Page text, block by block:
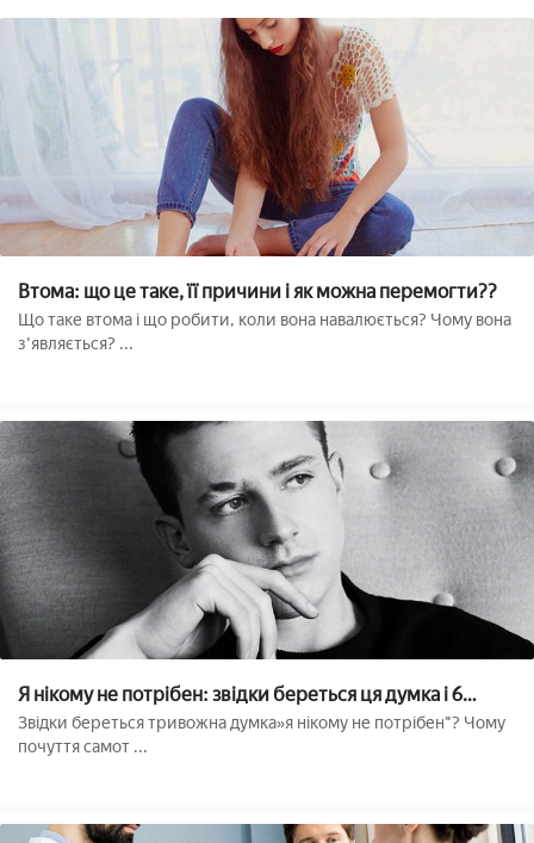
Втома: що це таке, її причини і як можна перемогти??
Що таке втома і що робити, коли вона навалюється? Чому вона
з'являється? ...
Я нікому не потрібен: звідки береться ця думка і 6
рішень
Звідки береться тривожна думка»я нікому не потрібен"? Чому
почуття самот ...